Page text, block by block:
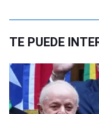
TE PUEDE